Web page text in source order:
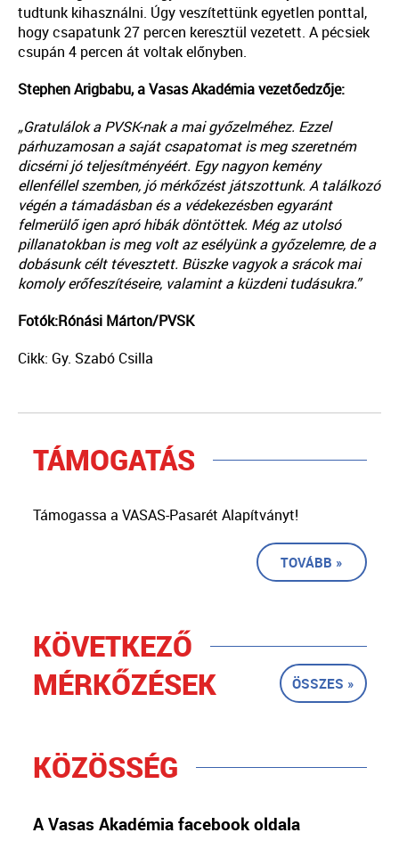
tudtunk kihasználni. Úgy veszítettünk egyetlen ponttal,
hogy csapatunk 27 percen keresztül vezetett. A pécsiek
csupán 4 percen át voltak előnyben.
Stephen Arigbabu, a Vasas Akadémia vezetőedzője:
„Gratulálok a PVSK-nak a mai győzelméhez. Ezzel
párhuzamosan a saját csapatomat is meg szeretném
dicsérni jó teljesítményéért. Egy nagyon kemény
ellenféllel szemben, jó mérkőzést játszottunk. A találkozó
végén a támadásban és a védekezésben egyaránt
felmerülő igen apró hibák döntöttek. Még az utolsó
pillanatokban is meg volt az esélyünk a győzelemre, de a
dobásunk célt tévesztett. Büszke vagyok a srácok mai
komoly erőfeszítéseire, valamint a küzdeni tudásukra.”
Fotók:Rónási Márton/PVSK
Cikk: Gy. Szabó Csilla
TÁMOGATÁS
Támogassa a VASAS-Pasarét Alapítványt!
TOVÁBB »
KÖVETKEZŐ
MÉRKŐZÉSEK
ÖSSZES »
KÖZÖSSÉG
A Vasas Akadémia facebook oldala